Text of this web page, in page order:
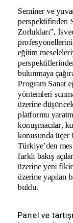
Seminer ve
perspektifinden
Zorlukları”,
eğitim
bulunmaya
Program Sanat
yöntemleri
üzerine
platformu
konuşmacılar,
konusunda üçer
Türkiye’den
farklı bakış
üzerine yeni
üzerine yapılan
buldu.
Panel ve